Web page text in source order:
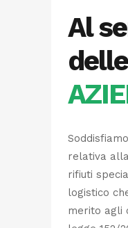
Al
delle
relativa
rifiuti
logistico
merito agli